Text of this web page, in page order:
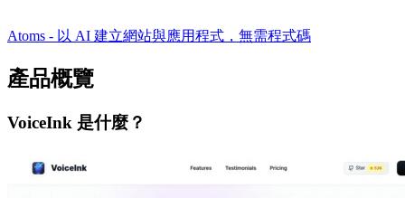
Atoms - 以 AI 建立網站與應用程式，無需程式碼
產品概覽
VoiceInk 是什麼？